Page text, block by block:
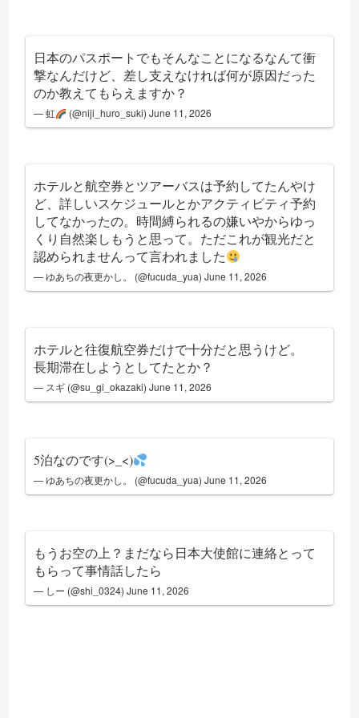
日本のパスポートでもそんなことになるなんて衝
撃なんだけど、差し支えなければ何が原因だった
のか教えてもらえますか？
— 虹 (@niji_huro_suki) June 11, 2026
ホテルと航空券とツアーバスは予約してたんやけ
ど、詳しいスケジュールとかアクティビティ予約
してなかったの。時間縛られるの嫌いやからゆっ
くり自然楽しもうと思って。ただこれが観光だと
認められませんって言われました
— ゆあちの夜更かし。 (@fucuda_yua)June 11, 2026
ホテルと往復航空券だけで十分だと思うけど。
長期滞在しようとしてたとか？
— スギ (@su_gi_okazaki)June 11, 2026
5泊なのです(>_<)
— ゆあちの夜更かし。 (@fucuda_yua)June 11, 2026
もうお空の上？まだなら日本大使館に連絡とって
もらって事情話したら
— しー (@shi_0324)June 11, 2026